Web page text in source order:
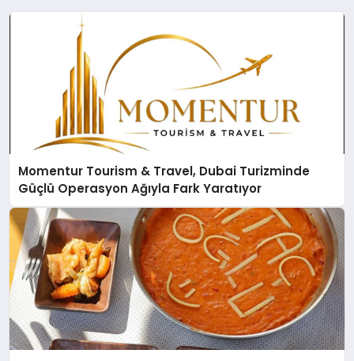
Momentur Tourism & Travel, Dubai Turizminde
Güçlü Operasyon Ağıyla Fark Yaratıyor